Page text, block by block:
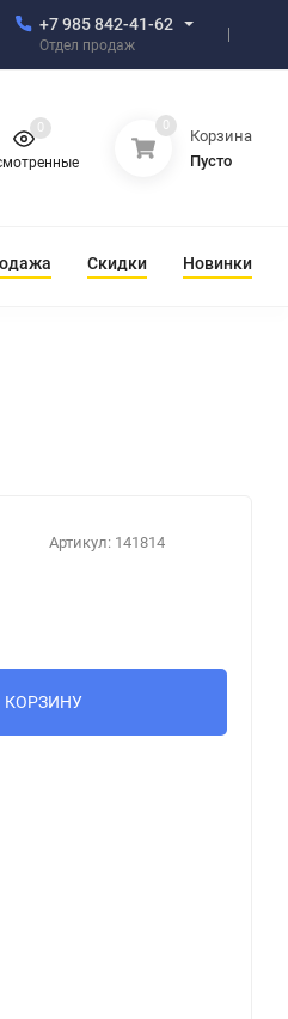
+7 985 842-41-62
Отдел продаж
0 0
Корзина
Пусто
Скидки Новинки
Артикул: 141814
КОРЗИНУ